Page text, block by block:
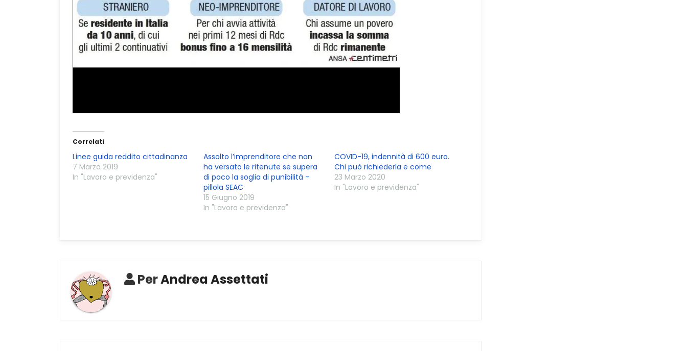
Correlati
Linee guida reddito cittadinanza
7 Marzo 2019
In "Lavoro e previdenza"
Assolto l’imprenditore che non
ha versato le ritenute se supera
di poco la soglia di punibilità –
pillola SEAC
15 Giugno 2019
In "Lavoro e previdenza"
COVID-19, indennità di 600 euro.
Chi può richiederla e come
23 Marzo 2020
In "Lavoro e previdenza"
PerAndrea Assettati